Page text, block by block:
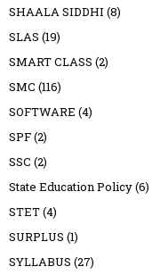
SHAALA SIDDHI (8)
SLAS (19)
SMART CLASS (2)
SMC (116)
SOFTWARE (4)
SPF(2)
SSC (2)
State Education Policy(6)
STET(4)
SURPLUS (1)
SYLLABUS (27)